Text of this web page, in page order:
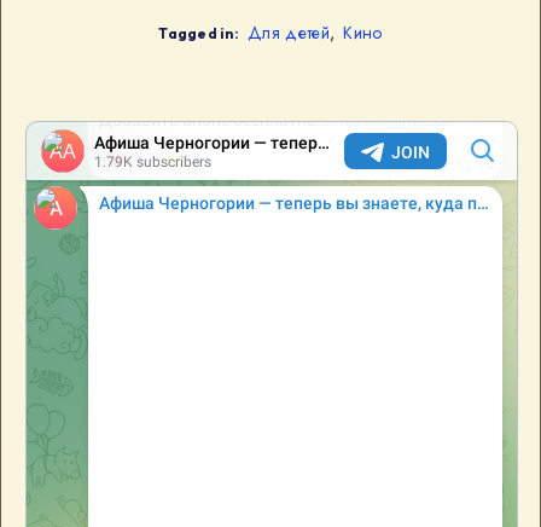
Tagged in: Для детей, Кино